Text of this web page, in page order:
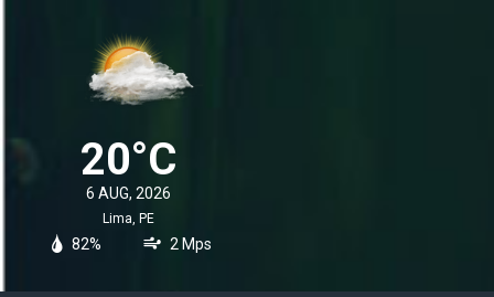
20°C
6 AUG, 2026
Lima, PE
82% 2 Mps